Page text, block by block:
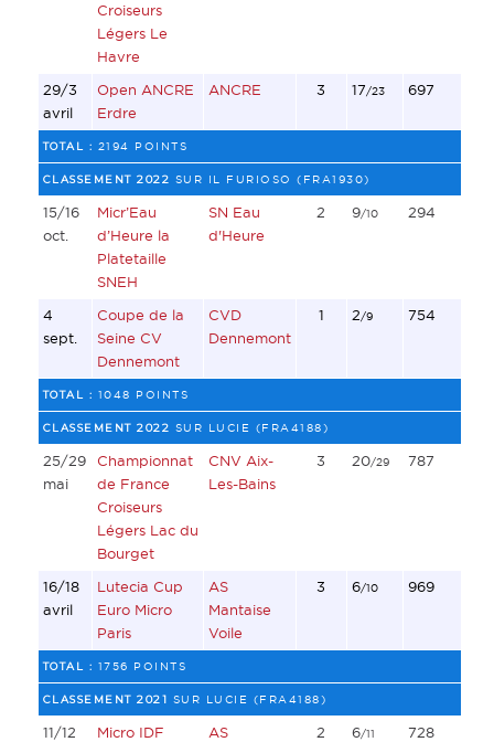
Croiseurs
Légers Le
Havre
29/3
avril
Open ANCRE
Erdre
ANCRE 3 17/23 697
TOTAL : 2194 POINTS
CLASSEMENT 2022 SUR IL FURIOSO (FRA1930)
15/16
oct.
Micr’Eau
d’Heure la
Platetaille
SNEH
SN Eau
d'Heure
2 9/10 294
4
sept.
Coupe de la
Seine CV
Dennemont
CVD
Dennemont
1 2/9 754
TOTAL : 1048 POINTS
CLASSEMENT 2022 SUR LUCIE (FRA4188)
25/29
mai
Championnat
de France
Croiseurs
Légers Lac du
Bourget
CNV Aix-
Les-Bains
3 20/29 787
16/18
avril
Lutecia Cup
Euro Micro
Paris
AS
Mantaise
Voile
3 6/10 969
TOTAL : 1756 POINTS
CLASSEMENT 2021 SUR LUCIE (FRA4188)
11/12
Micro IDF
AS
2 6/11 728